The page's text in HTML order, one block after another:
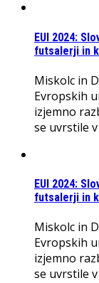
EUI 2024:
futsalerji in
Miskolc in
Evropskih
izjemno
se uvrstile
EUI 2024:
futsalerji in
Miskolc in
Evropskih
izjemno
se uvrstile